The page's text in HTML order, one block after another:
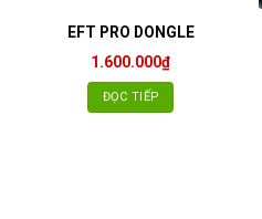
EFT PRO DONGLE
1.600.000₫
ĐỌC TIẾP